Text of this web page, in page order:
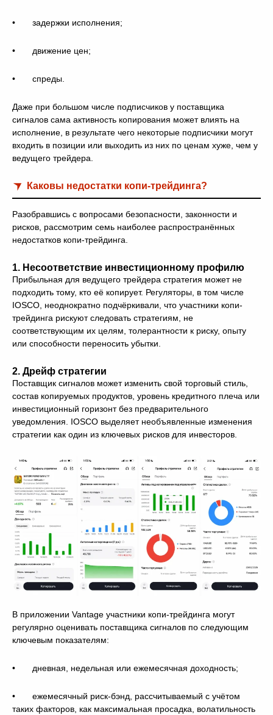
• задержки исполнения;
• движение цен;
• спреды.
Даже при большом числе подписчиков у поставщика
сигналов сама активность копирования может влиять на
исполнение, в результате чего некоторые подписчики могут
входить в позиции или выходить из них по ценам хуже, чем у
ведущего трейдера.
Каковы недостатки копи-трейдинга?
Разобравшись с вопросами безопасности, законности и
рисков, рассмотрим семь наиболее распространённых
недостатков копи-трейдинга.
1. Несоответствие инвестиционному профилю
Прибыльная для ведущего трейдера стратегия может не
подходить тому, кто её копирует. Регуляторы, в том числе
IOSCO, неоднократно подчёркивали, что участники копи-
трейдинга рискуют следовать стратегиям, не
соответствующим их целям, толерантности к риску, опыту
или способности переносить убытки.
2. Дрейф стратегии
Поставщик сигналов может изменить свой торговый стиль,
состав копируемых продуктов, уровень кредитного плеча или
инвестиционный горизонт без предварительного
уведомления. IOSCO выделяет необъявленные изменения
стратегии как один из ключевых рисков для инвесторов.
В приложении Vantage участники копи-трейдинга могут
регулярно оценивать поставщика сигналов по следующим
ключевым показателям:
• дневная, недельная или ежемесячная доходность;
• ежемесячный риск-бэнд, рассчитываемый с учётом
таких факторов, как максимальная просадка, волатильность